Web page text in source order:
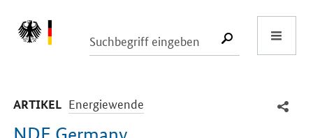
SUCHE
ARTIKEL -
Energiewende